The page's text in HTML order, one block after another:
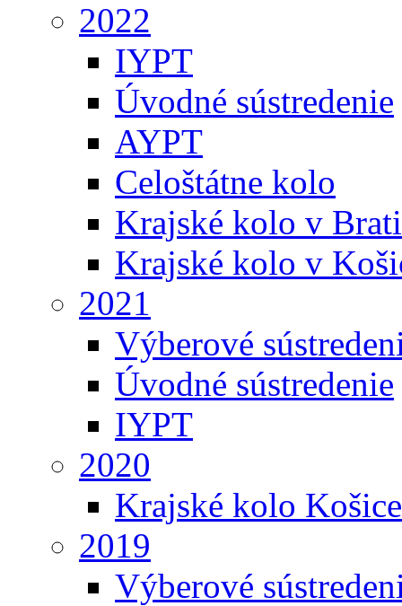
2022
IYPT
Úvodné sústredenie
AYPT
Celoštátne kolo
Krajské kolo v
Krajské kolo v
2021
Výberové
Úvodné sústredenie
IYPT
2020
Krajské kolo Košice
2019
Výberové